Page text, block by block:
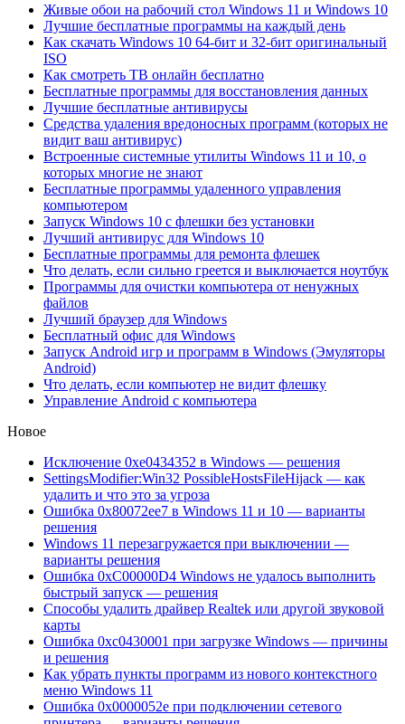
Живые обои на рабочий стол Windows 11 и Windows 10
Лучшие бесплатные программы на каждый день
Как скачать Windows 10 64-бит и 32-бит оригинальный
ISO
Как смотреть ТВ онлайн бесплатно
Бесплатные программы для восстановления данных
Лучшие бесплатные антивирусы
Средства удаления вредоносных программ (которых не
видит ваш антивирус)
Встроенные системные утилиты Windows 11 и 10, о
которых многие не знают
Бесплатные программы удаленного управления
компьютером
Запуск Windows 10 с флешки без установки
Лучший антивирус для Windows 10
Бесплатные программы для ремонта флешек
Что делать, если сильно греется и выключается ноутбук
Программы для очистки компьютера от ненужных
файлов
Лучший браузер для Windows
Бесплатный офис для Windows
Запуск Android игр и программ в Windows (Эмуляторы
Android)
Что делать, если компьютер не видит флешку
Управление Android с компьютера
Новое
Исключение 0xe0434352 в Windows — решения
SettingsModifier:Win32 PossibleHostsFileHijack — как
удалить и что это за угроза
Ошибка 0x80072ee7 в Windows 11 и 10 — варианты
решения
Windows 11 перезагружается при выключении —
варианты решения
Ошибка 0xC00000D4 Windows не удалось выполнить
быстрый запуск — решения
Способы удалить драйвер Realtek или другой звуковой
карты
Ошибка 0xc0430001 при загрузке Windows — причины
и решения
Как убрать пункты программ из нового контекстного
меню Windows 11
Ошибка 0x0000052e при подключении сетевого